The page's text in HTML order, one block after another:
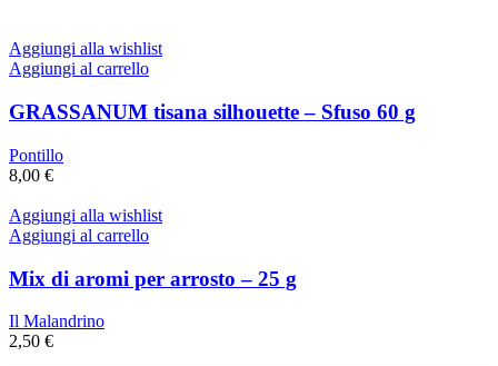
Aggiungi alla wishlist
Aggiungi al carrello
GRASSANUM tisana silhouette – Sfuso 60 g
Pontillo
8,00 €
Aggiungi alla wishlist
Aggiungi al carrello
Mix di aromi per arrosto – 25 g
Il Malandrino
2,50 €